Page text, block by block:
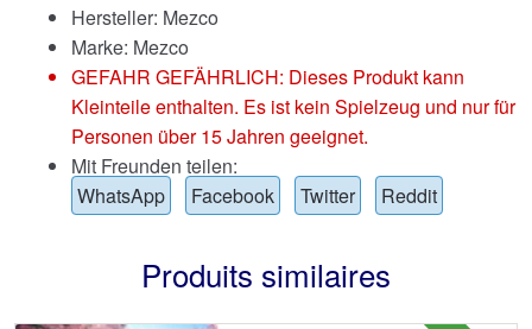
Hersteller: Mezco
Marke: Mezco
GEFAHR GEFÄHRLICH: Dieses Produkt kann
Kleinteile enthalten. Es ist kein Spielzeug und nur für
Personen über 15 Jahren geeignet.
Mit Freunden teilen:
WhatsApp
Facebook Twitter Reddit
Produits similaires